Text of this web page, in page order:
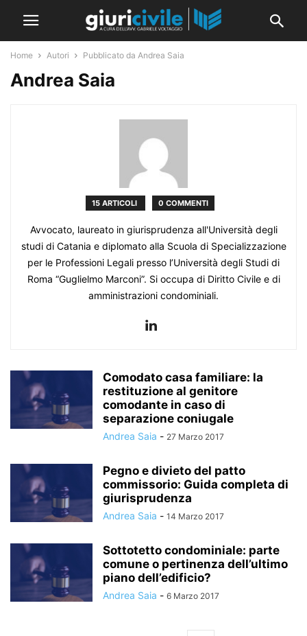
Home Autori Pubblicato da Andrea Saia
Andrea Saia
15 ARTICOLI 0 COMMENTI
Avvocato, laureato in giurisprudenza all'Università degli
studi di Catania e diplomato alla Scuola di Specializzazione
per le Professioni Legali presso l’Università degli Studi di
Roma “Guglielmo Marconi”. Si occupa di Diritto Civile e di
amministrazioni condominiali.
Comodato casa familiare: la
restituzione al genitore
comodante in caso di
separazione coniugale
Andrea Saia - 27 Marzo 2017
Pegno e divieto del patto
commissorio: Guida completa di
giurisprudenza
Andrea Saia - 14 Marzo 2017
Sottotetto condominiale: parte
comune o pertinenza dell’ultimo
piano dell’edificio?
Andrea Saia - 6 Marzo 2017